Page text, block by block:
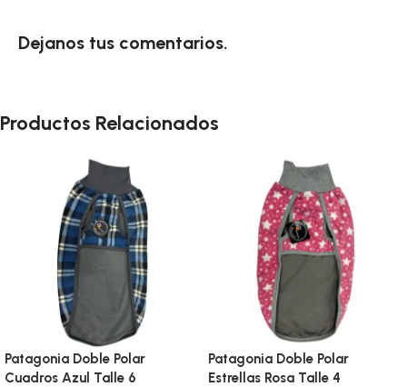
Dejanos tus comentarios.
Productos Relacionados
Patagonia Doble Polar
Cuadros Azul Talle 6
Patagonia Doble Polar
Estrellas Rosa Talle 4